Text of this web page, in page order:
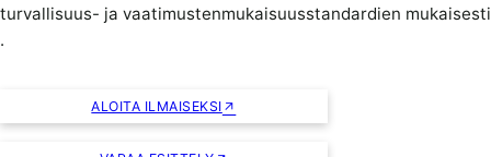
turvallisuus- ja vaatimustenmukaisuusstandardien mukaisesti
.
ALOITA ILMAISEKSI